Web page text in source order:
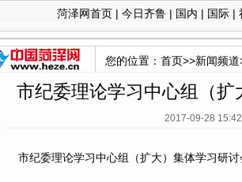
菏泽网首页 | 今日齐鲁 | 国内 | 国际 |
您的位置： 首页>>新闻频道
市纪委理论学习中心组（
2017-09-28
市纪委理论学习中心组（扩大）集体学习研讨